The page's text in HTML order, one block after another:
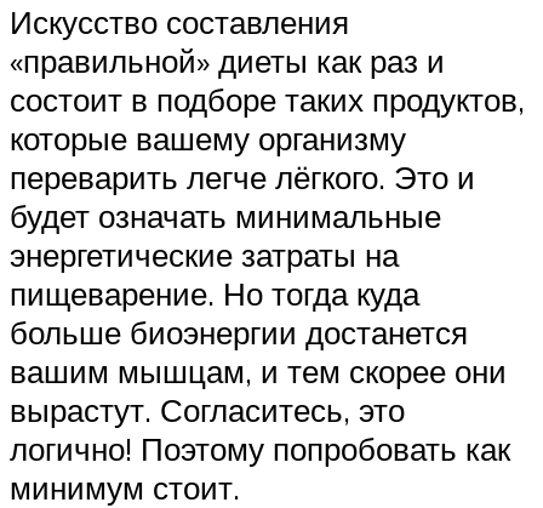
Искусство составления
«правильной» диеты как раз и
состоит в подборе таких продуктов,
которые вашему организму
переварить легче лёгкого. Это и
будет означать минимальные
энергетические затраты на
пищеварение. Но тогда куда
больше биоэнергии достанется
вашим мышцам, и тем скорее они
вырастут. Согласитесь, это
логично! Поэтому попробовать как
минимум стоит.